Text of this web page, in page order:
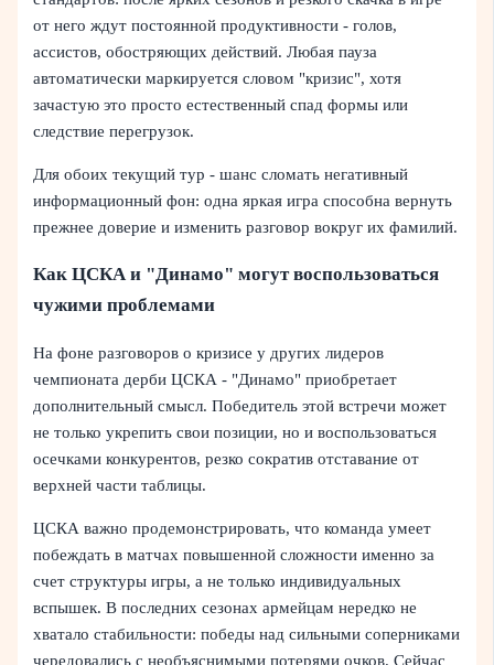
от него ждут постоянной продуктивности - голов,
ассистов, обостряющих действий. Любая пауза
автоматически маркируется словом "кризис", хотя
зачастую это просто естественный спад формы или
следствие перегрузок.
Для обоих текущий тур - шанс сломать негативный
информационный фон: одна яркая игра способна вернуть
прежнее доверие и изменить разговор вокруг их фамилий.
Как ЦСКА и "Динамо" могут воспользоваться
чужими проблемами
На фоне разговоров о кризисе у других лидеров
чемпионата дерби ЦСКА - "Динамо" приобретает
дополнительный смысл. Победитель этой встречи может
не только укрепить свои позиции, но и воспользоваться
осечками конкурентов, резко сократив отставание от
верхней части таблицы.
ЦСКА важно продемонстрировать, что команда умеет
побеждать в матчах повышенной сложности именно за
счет структуры игры, а не только индивидуальных
вспышек. В последних сезонах армейцам нередко не
хватало стабильности: победы над сильными соперниками
чередовались с необъяснимыми потерями очков. Сейчас